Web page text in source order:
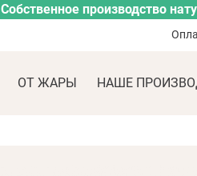
Собственное производство
ОТ ЖАРЫ НАШЕ